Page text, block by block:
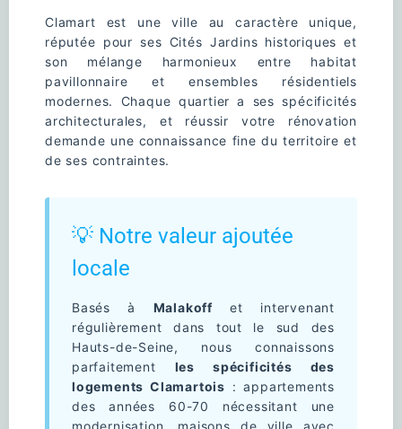
Clamart est une ville au caractère unique,
réputée pour ses Cités Jardins historiques et
son mélange harmonieux entre habitat
pavillonnaire et ensembles résidentiels
modernes. Chaque quartier a ses spécificités
architecturales, et réussir votre rénovation
demande une connaissance fine du territoire et
de ses contraintes.
💡 Notre valeur ajoutée
locale
Basés à Malakoffet intervenant
régulièrement dans tout le sud des
Hauts-de-Seine, nous connaissons
parfaitement les spécificités des
logements Clamartois : appartements
des années 60-70 nécessitant une
modernisation, maisons de ville avec